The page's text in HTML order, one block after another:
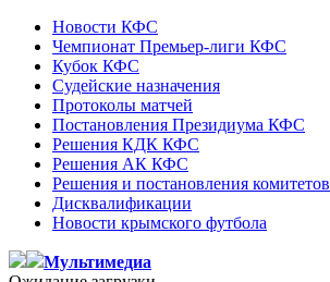
Новости КФС
Чемпионат Премьер-лиги КФС
Кубок КФС
Судейские назначения
Протоколы матчей
Постановления Президиума КФС
Решения КДК КФС
Решения АК КФС
Решения и постановления комитетов
Дисквалификации
Новости крымского футбола
Мультимедиа